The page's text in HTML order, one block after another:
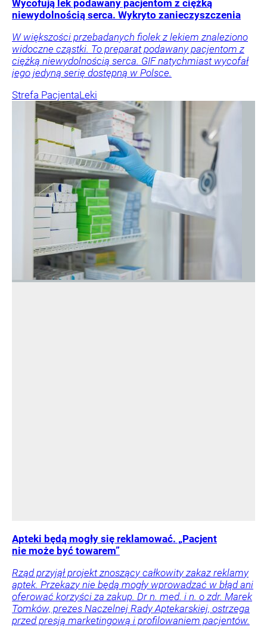
Wycofują lek podawany pacjentom z ciężką
niewydolnością serca. Wykryto zanieczyszczenia
W większości przebadanych fiolek z lekiem znaleziono
widoczne cząstki. To preparat podawany pacjentom z
ciężką niewydolnością serca. GIF natychmiast wycofał
jego jedyną serię dostępną w Polsce.
Strefa PacjentaLeki
Apteki będą mogły się reklamować. „Pacjent
nie może być towarem”
Rząd przyjął projekt znoszący całkowity zakaz reklamy
aptek. Przekazy nie będą mogły wprowadzać w błąd ani
oferować korzyści za zakup. Dr n. med. i n. o zdr. Marek
Tomków, prezes Naczelnej Rady Aptekarskiej, ostrzega
przed presją marketingową i profilowaniem pacjentów.